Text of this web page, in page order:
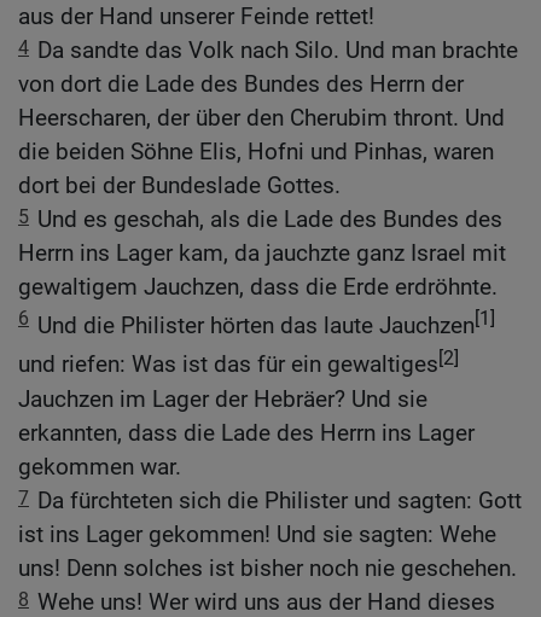
aus der Hand unserer Feinde rettet!
4 Da sandte das Volk nach Silo. Und man brachte
von dort die Lade des Bundes des Herrn der
Heerscharen, der über den Cherubim thront. Und
die beiden Söhne Elis, Hofni und Pinhas, waren
dort bei der Bundeslade Gottes.
5 Und es geschah, als die Lade des Bundes des
Herrn ins Lager kam, da jauchzte ganz Israel mit
gewaltigem Jauchzen, dass die Erde erdröhnte.
6 Und die Philister hörten das laute Jauchzen[1]
und riefen: Was ist das für ein gewaltiges[2]
Jauchzen im Lager der Hebräer? Und sie
erkannten, dass die Lade des Herrn ins Lager
gekommen war.
7 Da fürchteten sich die Philister und sagten: Gott
ist ins Lager gekommen! Und sie sagten: Wehe
uns! Denn solches ist bisher noch nie geschehen.
8 Wehe uns! Wer wird uns aus der Hand dieses